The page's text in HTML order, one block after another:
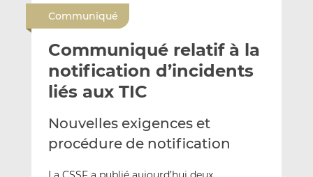
y
r
e
a
g
e
u
r
a
g
e
u
r
Communiqué
Communiqué relatif à la
notification d’incidents
liés aux TIC
Nouvelles exigences et
procédure de notification